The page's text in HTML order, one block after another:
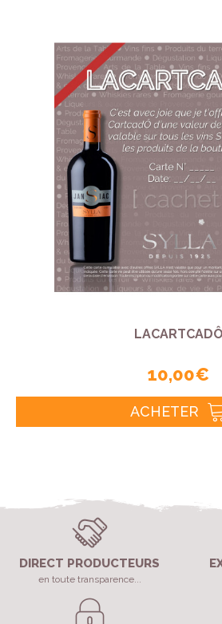
LACARTCADÔ
10,00 €
ACHETER
DIRECT PRODUCTEURS
en toute transparence...